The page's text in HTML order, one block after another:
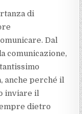
di
Dal
comunicazione,
anche perché il
inviare il
dietro